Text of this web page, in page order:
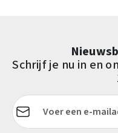
Schrijf je nu in en
E-mailadres*